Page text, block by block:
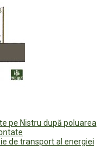
pe Nistru după poluarea
de transport al energiei